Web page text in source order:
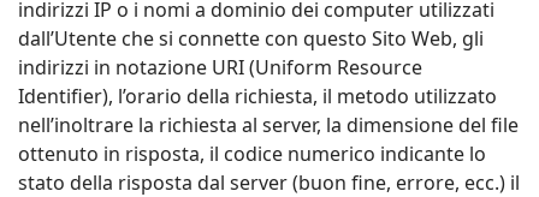
indirizzi IP o i nomi a dominio dei computer utilizzati
dall’Utente che si connette con questo Sito Web, gli
indirizzi in notazione URI (Uniform Resource
Identifier), l’orario della richiesta, il metodo utilizzato
nell’inoltrare la richiesta al server, la dimensione del file
ottenuto in risposta, il codice numerico indicante lo
stato della risposta dal server (buon fine, errore, ecc.) il